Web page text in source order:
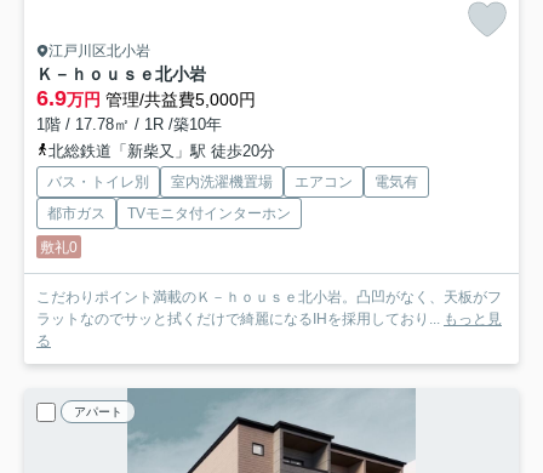
江戸川区北小岩
Ｋ－ｈｏｕｓｅ北小岩
6.9万円 管理/共益費5,000円
1階 / 17.78㎡ / 1R /築10年
北総鉄道「新柴又」駅 徒歩20分
バス・トイレ別 室内洗濯機置場 エアコン
電気有
都市ガス
TVモニタ付インターホン
敷礼0
こだわりポイント満載のＫ－ｈｏｕｓｅ北小岩。凸凹がなく、天板がフ
ラットなのでサッと拭くだけで綺麗になるIHを採用しており...
もっと見
る
アパート